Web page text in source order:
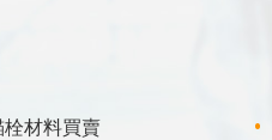
材料買賣